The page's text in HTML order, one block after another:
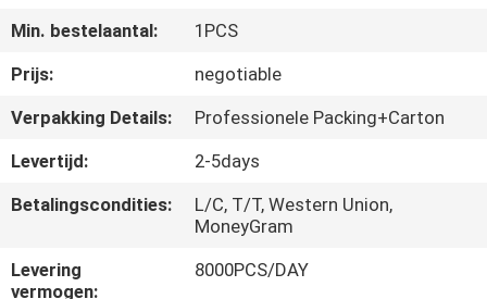
KWALITEITSCONTROLE
SITEMAP
PRIVACY
Min. bestelaantal:
1PCS
Prijs:
negotiable
Verpakking Details:
Professionele Packing+Carton
Levertijd:
2-5days
Betalingscondities:
L/C, T/T, Western Union,
MoneyGram
Levering
vermogen:
8000PCS/DAY